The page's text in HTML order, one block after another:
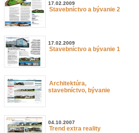
17.02.2009
Stavebníctvo a bývanie 2
17.02.2009
Stavebníctvo a bývanie 1
Architektúra,
stavebníctvo, bývanie
04.10.2007
Trend extra reality